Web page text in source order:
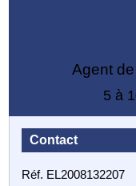
Agent
5 à
Contact
Réf. EL2008132207